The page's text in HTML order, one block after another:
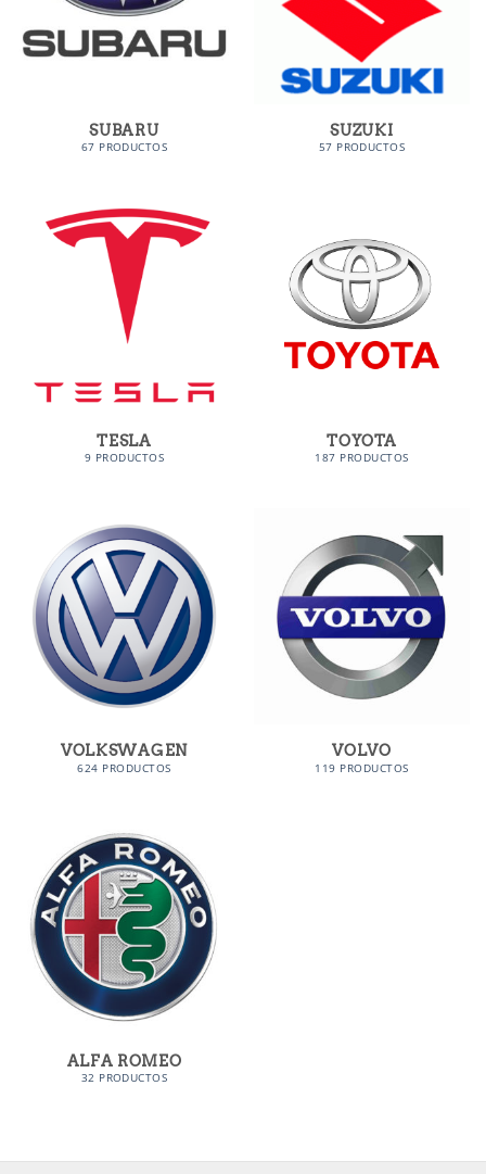
SUBARU
67 PRODUCTOS
SUZUKI
57 PRODUCTOS
TESLA
9 PRODUCTOS
TOYOTA
187 PRODUCTOS
VOLKSWAGEN
624 PRODUCTOS
VOLVO
119 PRODUCTOS
ALFA ROMEO
32 PRODUCTOS